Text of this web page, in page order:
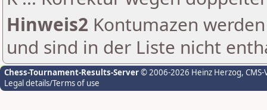
Hinweis2 Kontumazen
und sind in der Liste nicht
Chess-Tournament-Results-Server© 2006-2026 Heinz Herzog,
Legal details/Terms of use